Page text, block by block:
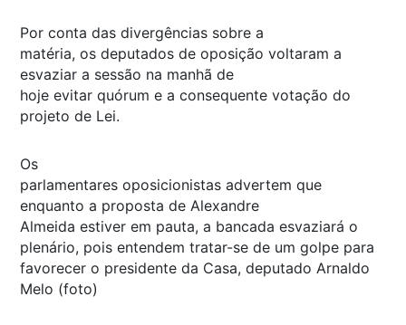
Por conta das divergências sobre a
matéria, os deputados de oposição voltaram a
esvaziar a sessão na manhã de
hoje evitar quórum e a consequente votação do
projeto de Lei.
Os
parlamentares oposicionistas advertem que
enquanto a proposta de Alexandre
Almeida estiver em pauta, a bancada esvaziará o
plenário, pois entendem tratar-se de um golpe para
favorecer o presidente da Casa, deputado Arnaldo
Melo (foto)